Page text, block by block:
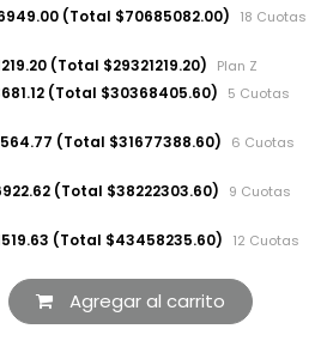
(Total $70685082.00)
18 Cuotas
(Total $29321219.20) Plan Z
(Total $30368405.60)
5 Cuotas
(Total $31677388.60)
6 Cuotas
(Total $38222303.60)
9 Cuotas
(Total $43458235.60)
12 Cuotas
Agregar al carrito